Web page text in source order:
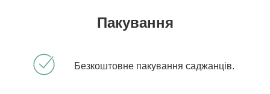
Пакування
Безкоштовне пакування саджанців.